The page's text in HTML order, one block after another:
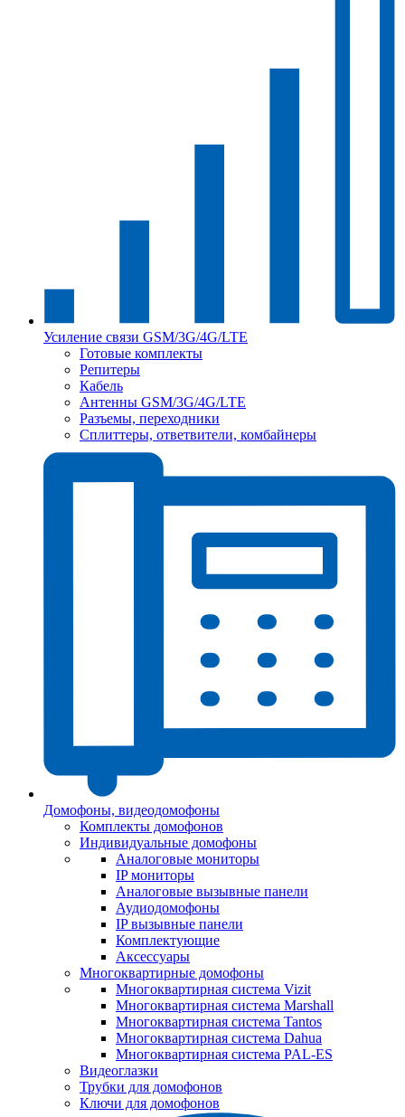
Усиление связи GSM/3G/4G/LTE
Готовые комплекты
Репитеры
Кабель
Антенны GSM/3G/4G/LTE
Разъемы, переходники
Сплиттеры, ответвители, комбайнеры
Домофоны, видеодомофоны
Комплекты домофонов
Индивидуальные домофоны
Аналоговые мониторы
IP мониторы
Аналоговые вызывные панели
Аудиодомофоны
IP вызывные панели
Комплектующие
Аксессуары
Многоквартирные домофоны
Многоквартирная система Vizit
Многоквартирная система Marshall
Многоквартирная система Tantos
Многоквартирная система Dahua
Многоквартирная система PAL-ES
Видеоглазки
Трубки для домофонов
Ключи для домофонов